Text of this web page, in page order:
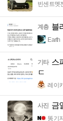
빈센트멧
계층 블
Earth
기타 스
ㄷ
레이
사진 금
똥기